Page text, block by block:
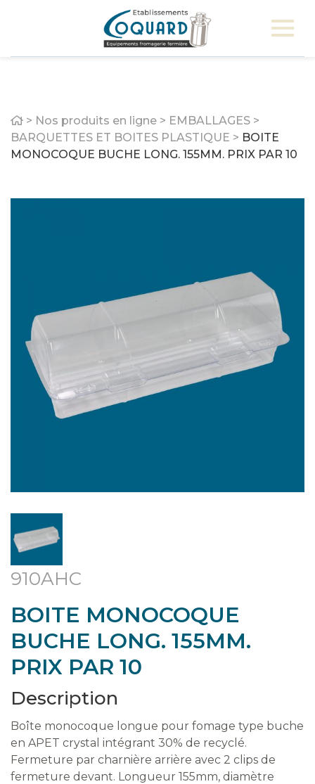
Home
> Nos produits en ligne > EMBALLAGES >
BARQUETTES ET BOITES PLASTIQUE > BOITE
MONOCOQUE BUCHE LONG. 155MM. PRIX PAR 10
910AHC
BOITE MONOCOQUE
BUCHE LONG. 155MM.
PRIX PAR 10
Description
Boîte monocoque longue pour fomage type buche
en APET crystal intégrant 30% de recyclé.
Fermeture par charnière arrière avec 2 clips de
fermeture devant. Longueur 155mm, diamètre